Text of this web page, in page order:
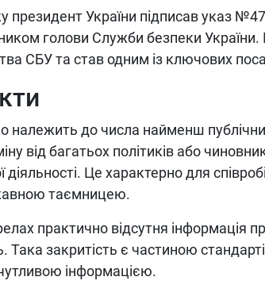
президент України підписав указ
голови Служби безпеки України.
СБУ та став одним із ключових
до числа найменш
від багатьох політиків або
діяльності. Це характерно для
таємницею.
практично відсутня інформація
Така закритість є частиною
інформацією.